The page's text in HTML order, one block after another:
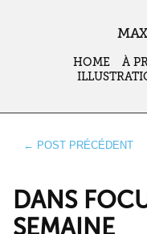
HOME À
← POST PRÉCÉDENT
DANS
SEMAINE